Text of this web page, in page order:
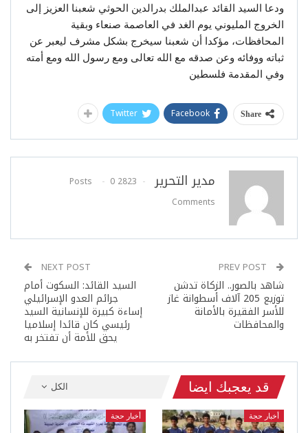
ودعا السيد القائد عبدالملك بدرالدين الحوثي شعبنا العزيز إلى
الخروج المليوني يوم الغد في العاصمة صنعاء وبقية
المحافظات، مؤكدا أن شعبنا سيخرج بشكل مشرف ليعبر عن
ثباته ووفائه وعن صدقه مع الله تعالى ومع رسول الله ومع أمته
وفي المقدمة فلسطين
Share
Facebook
Twitter
مدير التحرير 2823 Posts
0
Comments
شاهد بالصور.. الزكاة تدشن
توزيع 205 آلاف أسطوانة غاز
للأسر الفقيرة بالأمانة
والمحافظات
NEXT POST
السيد القائد: السكوت أمام
جرائم العدو الإسرائيلي
إساءة كبيرة للإنسانية السيد
رئيسي كان قائدا إسلاميا
يحق للأمة أن تفتخر به
الكل قد يعجبك ايضا
أخبار حجة أخبار حجة